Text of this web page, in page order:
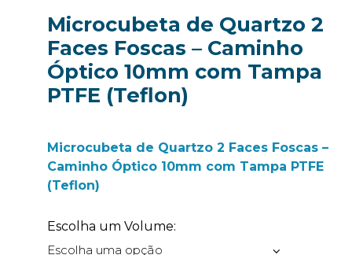
Microcubeta de Quartzo 2
Faces Foscas – Caminho
Óptico 10mm com Tampa
PTFE (Teflon)
Microcubeta de Quartzo 2 Faces Foscas –
Caminho Óptico 10mm com Tampa PTFE
(Teflon)
Escolha um Volume: